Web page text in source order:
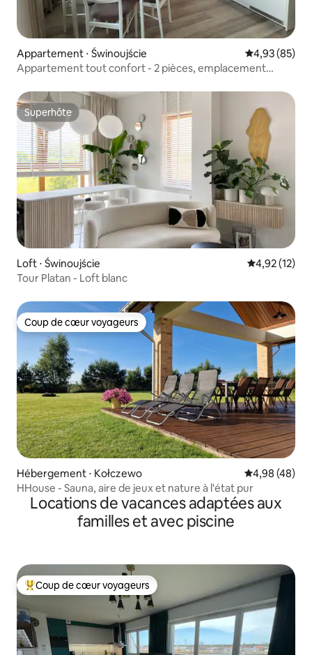
Appartement ⋅ Świnoujście Évaluation
4,93 (85)
Appartement tout confort - 2 pièces, emplacement
Superhôte
Superhôte
Loft ⋅ Świnoujście Évaluation
4,92 (12)
Tour Platan - Loft blanc
Coup de cœur voyageurs
Coup de cœur voyageurs
Hébergement ⋅ Kołczewo Évaluation
4,98 (48)
HHouse - Sauna, aire de jeux et nature à l'état pur
Locations de vacances adaptées aux
familles et avec piscine
Coups de cœur voyageurs les plus appréciés
Coup de cœur voyageurs